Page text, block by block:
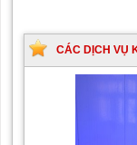
CÁC DỊCH VỤ